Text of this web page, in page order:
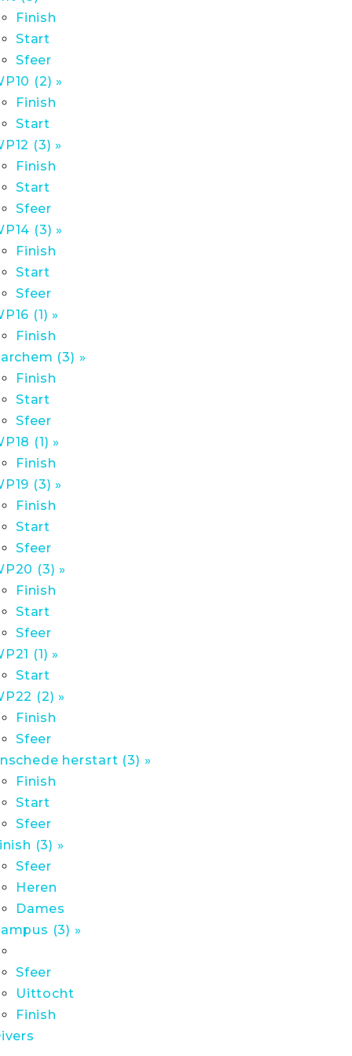
Finish
Start
Sfeer
(2) »
Finish
Start
(3) »
Finish
Start
Sfeer
(3) »
Finish
Start
Sfeer
(1) »
Finish
(3) »
Finish
Start
Sfeer
(1) »
Finish
(3) »
Finish
Start
Sfeer
(3) »
Finish
Start
Sfeer
(1) »
Start
(2) »
Finish
Sfeer
herstart (3) »
Finish
Start
Sfeer
(3) »
Sfeer
Heren
Dames
(3) »
Sfeer
Uittocht
Finish